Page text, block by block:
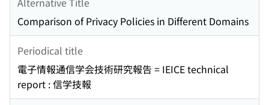
Comparison of Privacy Policies in Different Domains
Periodical title
電子情報通信学会技術研究報告 = IEICE technical
report : 信学技報